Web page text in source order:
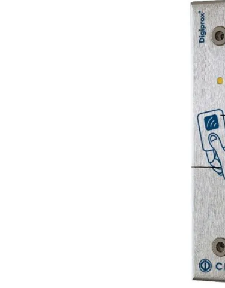
Vandalismebestendige RVS proximitylezer
toegangscontrolesysteem. Deze lezer is
Driekleurenled en zoemer afzonderlijk aan te